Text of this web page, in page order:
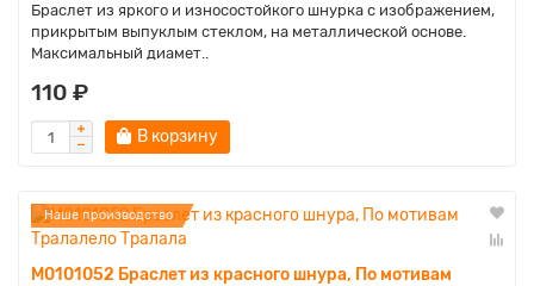
Браслет из яркого и износостойкого шнурка с изображением,
прикрытым выпуклым стеклом, на металлической основе.
Максимальный диамет..
110 ₽
В корзину
Наше производство
M0101052 Браслет из красного шнура, По мотивам